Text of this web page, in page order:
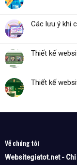
Các lưu ý khi
Thiết kế
Thiết kế
Về chúng tôi
Websitegiatot.net - Chi